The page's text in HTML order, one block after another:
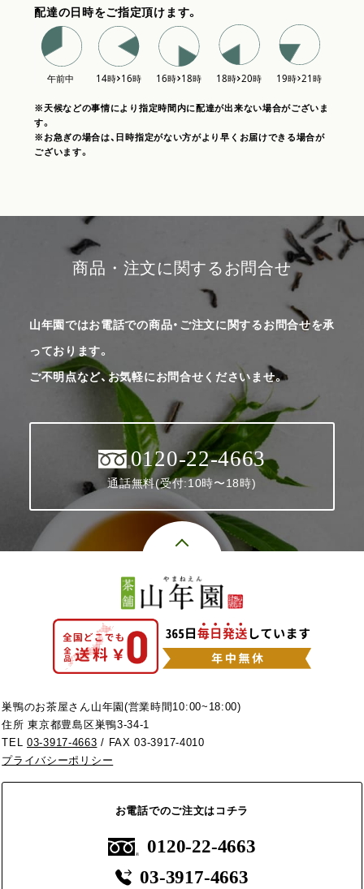
配達の日時をご指定頂けます。
※天候などの事情により指定時間内に配達が出来ない場合がございま
す。
※お急ぎの場合は、日時指定がない方がより早くお届けできる場合が
ございます。
商品・注文に関するお問合せ
山年園ではお電話での商品・ご注文に関するお問合せを承
っております。
ご不明点など、お気軽にお問合せくださいませ。
0120-22-4663
通話無料(受付:10時〜18時)
巣鴨のお茶屋さん山年園(営業時間10:00~18:00)
住所 東京都豊島区巣鴨3-34-1
TEL03-3917-4663 / FAX 03-3917-4010
プライバシーポリシー
お電話でのご注文はコチラ
0120-22-4663
03-3917-4663